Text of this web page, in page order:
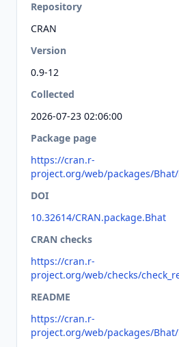
Repository
CRAN
Version
0.9-12
Collected
2026-07-23 02:06:00
Package page
https://cran.r-
project.org/web/packages/
DOI
10.32614/CRAN.package.Bhat
CRAN checks
https://cran.r-
project.org/web/checks/
README
https://cran.r-
project.org/web/packages/Bhat/